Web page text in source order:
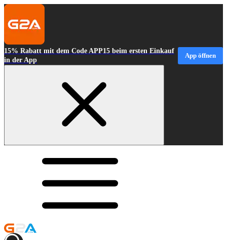
15% Rabatt mit dem Code APP15 beim ersten Einkauf
in der App
App öffnen